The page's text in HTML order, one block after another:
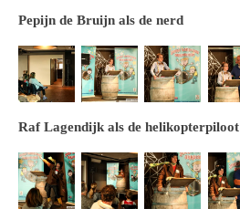
Pepijn de Bruijn als de nerd
Raf Lagendijk als de helikopterpiloot